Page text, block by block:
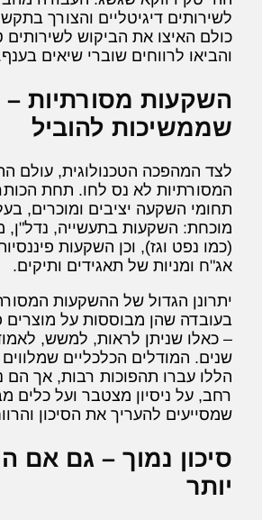
לשירותים דיגיטליים והצורך
כולם האיצו את הביקוש לשירותים
והביאו לרווחים שוברי שיאים
השקעות מסורתיות –
שממשיכות להוביל
לצד המהפכה הטכנולוגית, עולם
המסורתיות לא נס לחו. תחת
תחומי השקעה יציבים ומוכרים,
מוכחת: השקעות בתעשייה, נדל"ן,
(כמו נפט וגז), וכן השקעות
אג"ח ומניות של תאגידים ותיקים.
יתרונן הגדול של ההשקעות
בעובדה שהן מבוססות על מוצרים
– כאלו שניתן לראות, למשש,
שנים. המודלים הכלכליים
הללו עברו תהפוכות רבות, אך הם
רחב, על ניסיון מצטבר ועל כלים
שמסייעים להעריך את הסיכון
סיכון נמוך – גם אם
יותר